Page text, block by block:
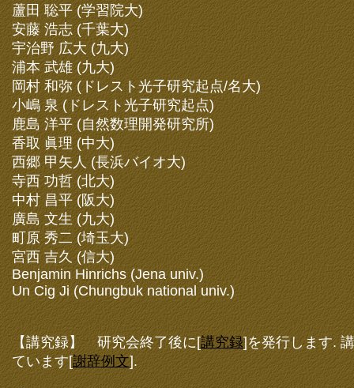
蘆田 聡平 (学習院大)
安藤 浩志 (千葉大)
宇治野 広大 (九大)
浦本 武雄 (九大)
岡村 和弥 (ドレスト光子研究起点/名大)
小嶋 泉 (ドレスト光子研究起点)
鹿島 洋平 (自然数理開発研究所)
香取 眞理 (中大)
西郷 甲矢人 (長浜バイオ大)
寺西 功哲 (北大)
中村 昌平 (阪大)
廣島 文生 (九大)
町原 秀二 (埼玉大)
宮西 吉久 (信大)
Benjamin Hinrichs (Jena univ.)
Un Cig Ji (Chungbuk national univ.)
【講究録】 研究会終了後に[講究録]を発行します.
ています[謝辞例文].